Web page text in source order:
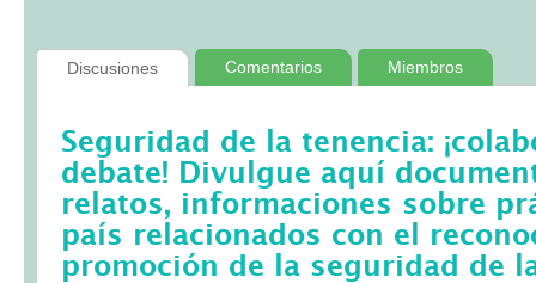
Discusiones Comentarios Miembros
Seguridad de la tenencia:
debate! Divulgue aquí
relatos, informaciones sobre
país relacionados con el
promoción de la seguridad de